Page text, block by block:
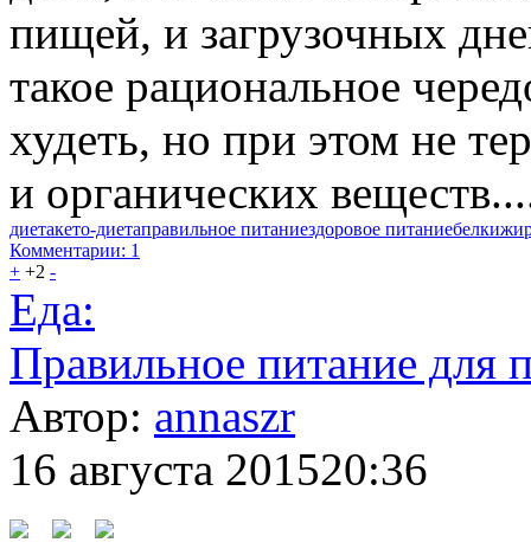
пищей, и загрузочных
такое рациональное
худеть, но при этом не
и органических
диетакето-диетаправильное питаниездоровое питаниебелки
Комментарии: 1
+ +2 -
Еда:
Правильное питание для
Автор: annaszr
16 августа 201520:36